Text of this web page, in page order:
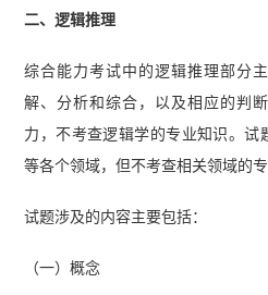
二、逻辑推理
综合能力考试中的逻辑推理部分
解、分析和综合，以及相应的判
力，不考查逻辑学的专业知识。试
等各个领域，但不考查相关领域的专
试题涉及的内容主要包括：
（一）概念